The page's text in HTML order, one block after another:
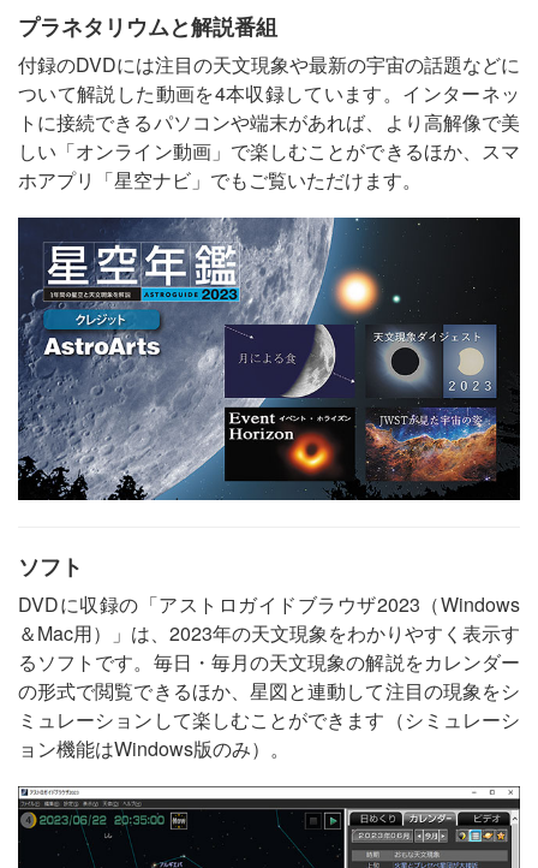
プラネタリウムと解説番組
付録のDVDには注目の天文現象や最新の宇宙の話題などに
ついて解説した動画を4本収録しています。インターネッ
トに接続できるパソコンや端末があれば、より高解像で美
しい「オンライン動画」で楽しむことができるほか、スマ
ホアプリ「星空ナビ」でもご覧いただけます。
ソフト
DVDに収録の「アストロガイドブラウザ2023（Windows
＆Mac用）」は、2023年の天文現象をわかりやすく表示す
るソフトです。毎日・毎月の天文現象の解説をカレンダー
の形式で閲覧できるほか、星図と連動して注目の現象をシ
ミュレーションして楽しむことができます（シミュレーシ
ョン機能はWindows版のみ）。